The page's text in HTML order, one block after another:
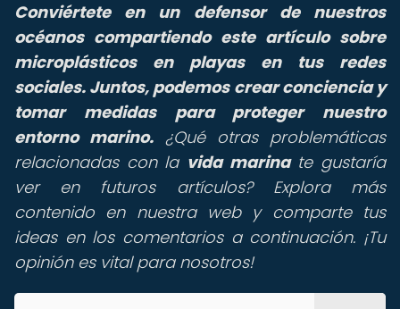
Conviértete en un defensor de nuestros
océanos compartiendo este artículo sobre
microplásticos en playas en tus redes
sociales. Juntos, podemos crear conciencia y
tomar medidas para proteger nuestro
entorno marino. ¿Qué otras problemáticas
relacionadas con la vida marinate gustaría
ver en futuros artículos? Explora más
contenido en nuestra web y comparte tus
ideas en los comentarios a continuación. ¡Tu
opinión es vital para nosotros!